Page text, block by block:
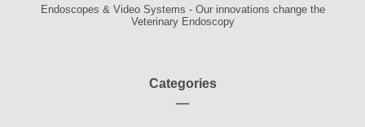
Endoscopes & Video Systems - Our innovations change the
Veterinary Endoscopy
Categories